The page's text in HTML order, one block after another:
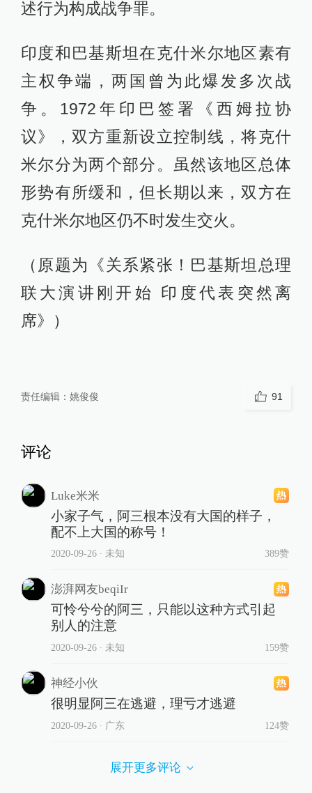
述行为构成战争罪。
印度和巴基斯坦在克什米尔地区素有
主权争端，两国曾为此爆发多次战
争。1972年印巴签署《西姆拉协
议》，双方重新设立控制线，将克什
米尔分为两个部分。虽然该地区总体
形势有所缓和，但长期以来，双方在
克什米尔地区仍不时发生交火。
（原题为《关系紧张！巴基斯坦总理
联大演讲刚开始 印度代表突然离
席》）
责任编辑： 姚俊俊 91
评论
Luke米米
小家子气，阿三根本没有大国的样子，
配不上大国的称号！
2020-09-26∙ 未知 389赞
澎湃网友beqiIr
可怜兮兮的阿三，只能以这种方式引起
别人的注意
2020-09-26∙ 未知 159赞
神经小伙
很明显阿三在逃避，理亏才逃避
2020-09-26∙ 广东 124赞
展开更多评论